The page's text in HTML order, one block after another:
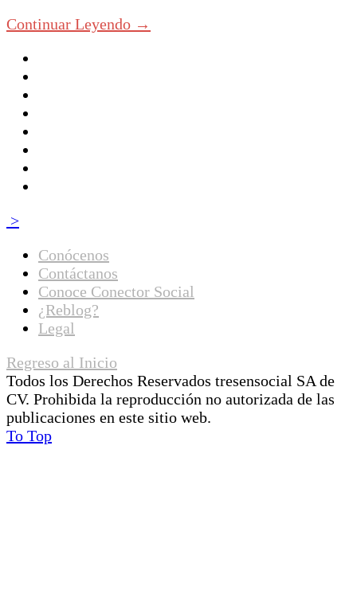
Continuar Leyendo →
>
Conócenos
Contáctanos
Conoce Conector Social
¿Reblog?
Legal
Regreso al Inicio
Todos los Derechos Reservados tresensocial SA de
CV. Prohibida la reproducción no autorizada de las
publicaciones en este sitio web.
To Top